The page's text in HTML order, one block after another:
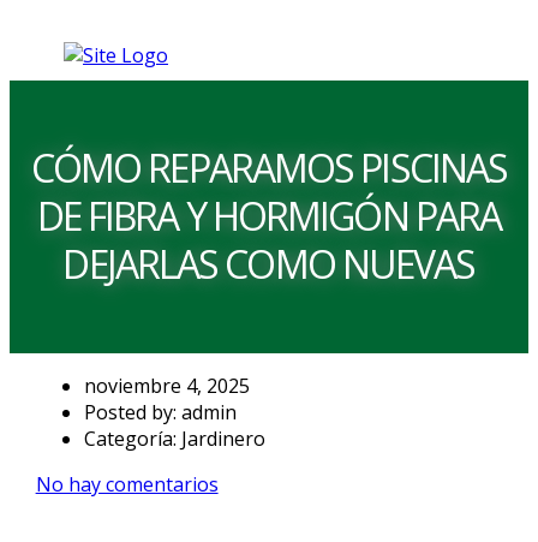
CÓMO REPARAMOS PISCINAS
DE FIBRA Y HORMIGÓN PARA
DEJARLAS COMO NUEVAS
noviembre 4, 2025
Posted by: admin
Categoría: Jardinero
No hay comentarios